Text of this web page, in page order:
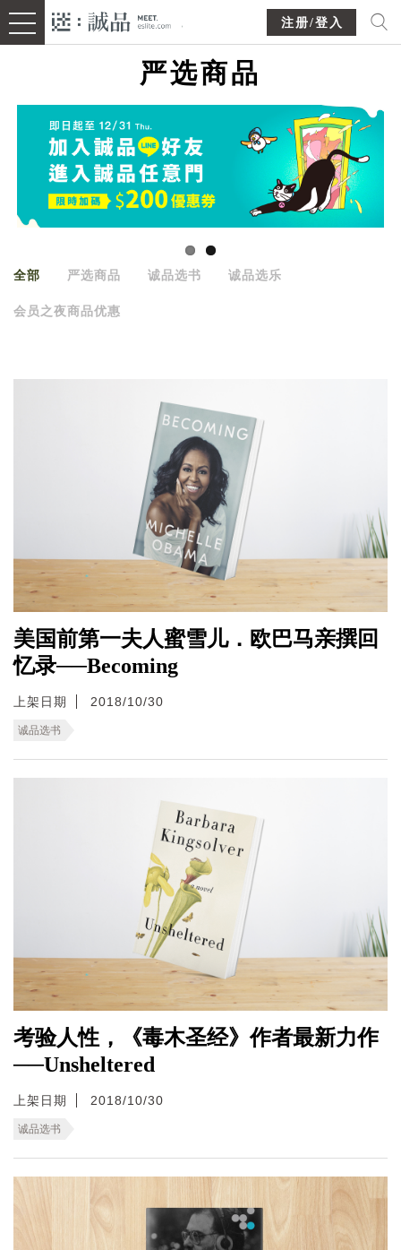
注册/登入
严选商品
全部 严选商品 诚品选书 诚品选乐
会员之夜商品优惠
美国前第一夫人蜜雪儿．欧巴马亲撰回
忆录──Becoming
上架日期 2018/10/30
诚品选书
考验人性，《毒木圣经》作者最新力作
──Unsheltered
上架日期 2018/10/30
诚品选书